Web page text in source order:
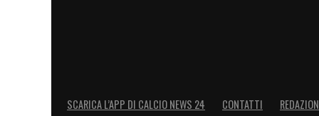
SCARICA L’APP DI CALCIO NEWS 24 CONTATTI